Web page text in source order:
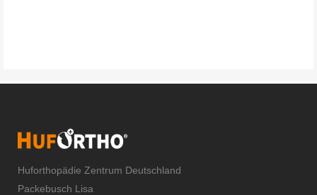
Huforthopädie Zentrum Deutschland
Packebusch Lisa